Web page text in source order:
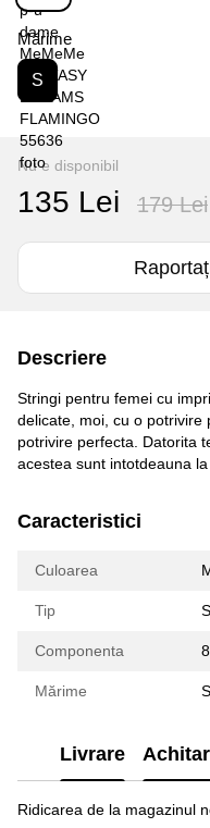
Mărime
S
Nu e disponibil
135 Lei 179 Lei
Descriere
Stringi pentru femei cu
delicate, moi, cu o potrivire
potrivire perfecta. Datorita
acestea sunt intotdeauna
Caracteristici
Culoarea
Tip
Componenta
Mărime S
Livrare
Ridicarea de la magazinul